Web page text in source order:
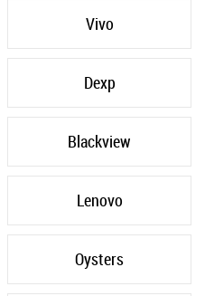
Vivo
Dexp
Blackview
Lenovo
Oysters